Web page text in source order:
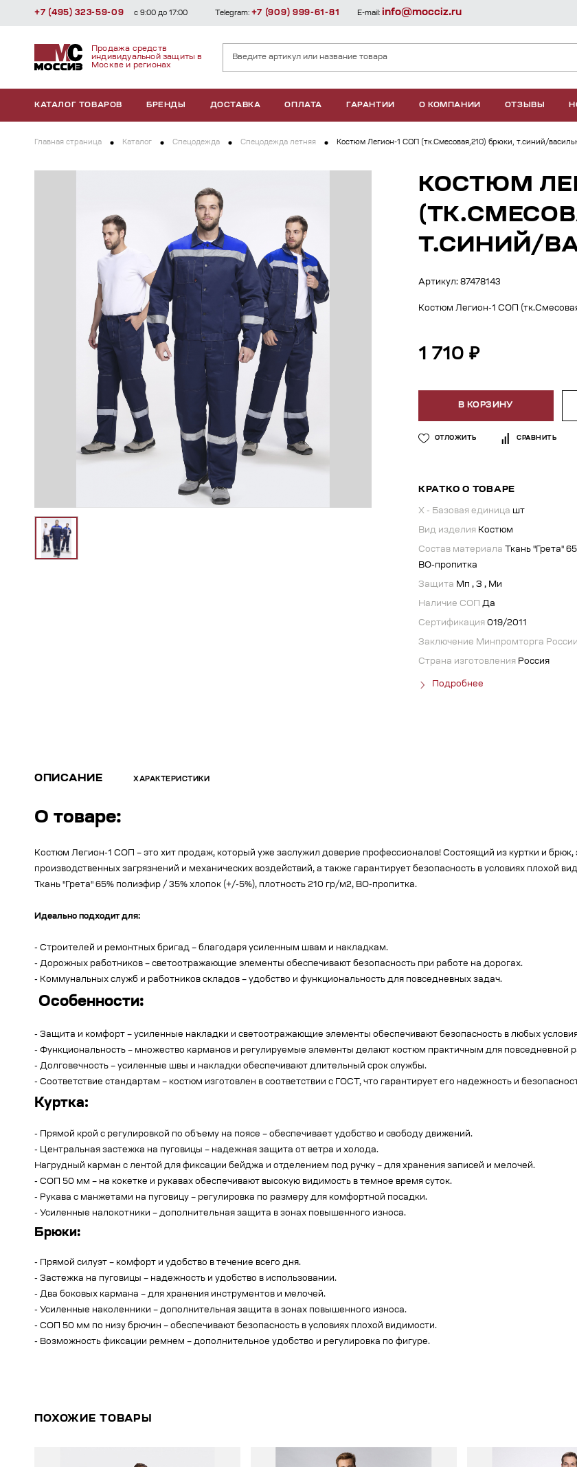
Продажа средств
индивидуальной защиты в
Москве и регионах
КАТАЛОГ ТОВАРОВ БРЕНДЫ ДОСТАВКА ОПЛАТА ГАРАНТИИ О КОМПАНИИ ОТЗЫВЫ
+7 (495) 323-59-09 с 9:00 до 17:00 Telegram: +7 (909) 999-61-81 E-mail: info@mocciz.ru
Главная страница Каталог Спецодежда Спецодежда летняя Костюм Легион-1 СОП (тк.Смесовая,210) брюки, т.синий/
КОСТЮМ
Т.СИНИЙ/
Артикул: 87478143
Костюм Легион-1 СОП
1 710 ₽
В КОРЗИНУ
ОТЛОЖИТЬ СРАВНИТЬ
КРАТКО О ТОВАРЕ
X - Базовая единица шт
Вид изделия Костюм
Состав материала
Ткань "Грета"
ВО-пропитка
Защита Мп , З , Ми
Наличие СОП Да
Сертификация 019/2011
Заключение Минпромторга России
Страна изготовления Россия
Подробнее
ОПИСАНИЕ ХАРАКТЕРИСТИКИ
О товаре:
Костюм Легион-1 СОП – это хит продаж, который уже заслужил доверие профессионалов! Состоящий из куртки и
производственных загрязнений и механических воздействий, а также гарантирует безопасность в условиях плохой
Ткань "Грета" 65% полиэфир / 35% хлопок (+/-5%), плотность 210 гр/м2, ВО-пропитка.
Идеально подходит для:
- Строителей и ремонтных бригад – благодаря усиленным швам и накладкам.
- Дорожных работников – светоотражающие элементы обеспечивают безопасность при работе на дорогах.
- Коммунальных служб и работников складов – удобство и функциональность для повседневных задач.
Особенности:
- Защита и комфорт – усиленные накладки и светоотражающие элементы обеспечивают безопасность в любых
- Функциональность – множество карманов и регулируемые элементы делают костюм практичным для повседневной
- Долговечность – усиленные швы и накладки обеспечивают длительный срок службы.
- Соответствие стандартам – костюм изготовлен в соответствии с ГОСТ, что гарантирует его надежность и
Куртка:
- Прямой крой с регулировкой по объему на поясе – обеспечивает удобство и свободу движений.
- Центральная застежка на пуговицы – надежная защита от ветра и холода.
Нагрудный карман с лентой для фиксации бейджа и отделением под ручку – для хранения записей и мелочей.
- СОП 50 мм – на кокетке и рукавах обеспечивают высокую видимость в темное время суток.
- Рукава с манжетами на пуговицу – регулировка по размеру для комфортной посадки.
- Усиленные налокотники – дополнительная защита в зонах повышенного износа.
Брюки:
- Прямой силуэт – комфорт и удобство в течение всего дня.
- Застежка на пуговицы – надежность и удобство в использовании.
- Два боковых кармана – для хранения инструментов и мелочей.
- Усиленные наколенники – дополнительная защита в зонах повышенного износа.
- СОП 50 мм по низу брючин – обеспечивают безопасность в условиях плохой видимости.
- Возможность фиксации ремнем – дополнительное удобство и регулировка по фигуре.
ПОХОЖИЕ ТОВАРЫ